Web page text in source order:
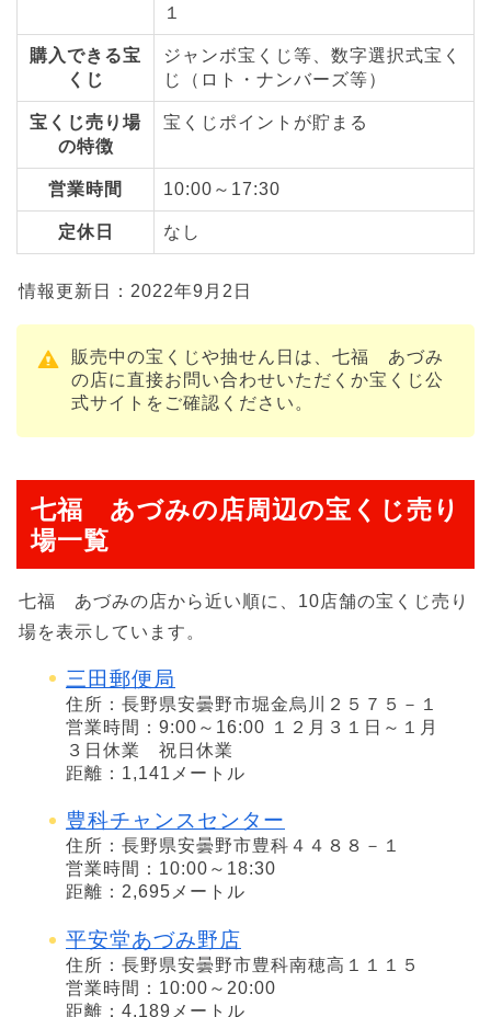
１
購入できる宝
くじ
ジャンボ宝くじ等、数字選択式宝く
じ（ロト・ナンバーズ等）
宝くじ売り場
の特徴
宝くじポイントが貯まる
営業時間 10:00～17:30
定休日 なし
情報更新日：2022年9月2日
販売中の宝くじや抽せん日は、七福 あづみ
の店に直接お問い合わせいただくか宝くじ公
式サイトをご確認ください。
七福 あづみの店周辺の宝くじ売り
場一覧
七福 あづみの店から近い順に、10店舗の宝くじ売り
場を表示しています。
三田郵便局
住所：長野県安曇野市堀金烏川２５７５－１
営業時間：9:00～16:00 １２月３１日～１月
３日休業 祝日休業
距離：1,141メートル
豊科チャンスセンター
住所：長野県安曇野市豊科４４８８－１
営業時間：10:00～18:30
距離：2,695メートル
平安堂あづみ野店
住所：長野県安曇野市豊科南穂高１１１５
営業時間：10:00～20:00
距離：4,189メートル